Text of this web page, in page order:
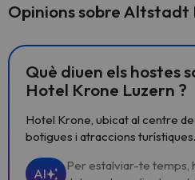
Opinions sobre Altstadt
Què diuen els hostes
Hotel Krone Luzern ?
Hotel Krone, ubicat al centre
botigues i atraccions turístiques.
AI
Per estalviar-te temps,